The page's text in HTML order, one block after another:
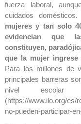
fuerza laboral,
cuidados domésticos.
mujeres y tan solo
evidencian que
constituyen,
que la mujer ingrese
Para los millones de
principales barreras
nivel
(https://www.ilo.org/es/
no-pueden-participar-